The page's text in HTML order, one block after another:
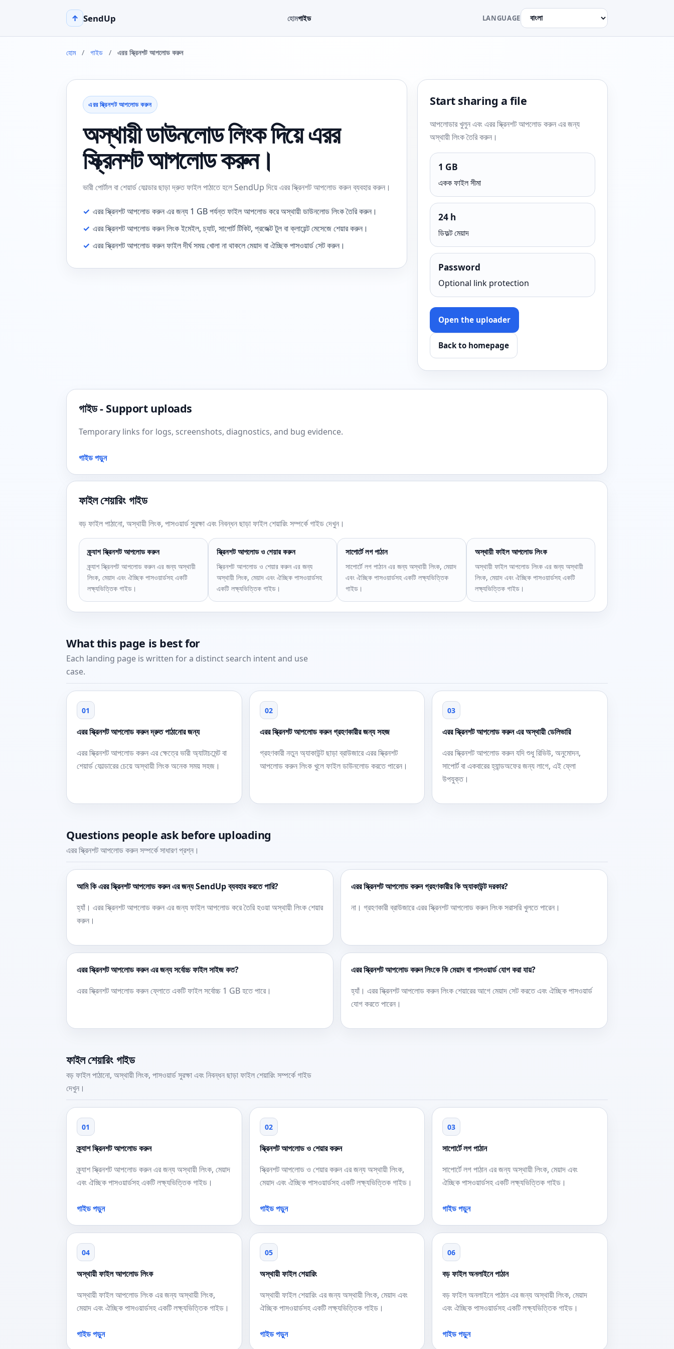
↑ SendUp হোমগাইড LANGUAGE
হোম / গাইড / এরর স্ক্রিনশট আপলোড করুন
এরর স্ক্রিনশট আপলোড করুন
অস্থায়ী ডাউনলোড লিংক দিয়ে এরর
স্ক্রিনশট আপলোড করুন।
ভারী পোর্টাল বা শেয়ার্ড ফোল্ডার ছাড়া দ্রুত ফাইল পাঠাতে হলে SendUp দিয়ে এরর স্ক্রিনশট আপলোড করুন ব্যবহার করুন।
✓ এরর স্ক্রিনশট আপলোড করুন এর জন্য 1 GB পর্যন্ত ফাইল আপলোড করে অস্থায়ী ডাউনলোড লিংক তৈরি করুন।
✓ এরর স্ক্রিনশট আপলোড করুন লিংক ইমেইল, চ্যাট, সাপোর্ট টিকিট, প্রজেক্ট টুল বা ক্লায়েন্ট মেসেজে শেয়ার করুন।
✓ এরর স্ক্রিনশট আপলোড করুন ফাইল দীর্ঘ সময় খোলা না থাকলে মেয়াদ বা ঐচ্ছিক পাসওয়ার্ড সেট করুন।
Start sharing a file
আপলোডার খুলুন এবং এরর স্ক্রিনশট আপলোড করুন এর জন্য
অস্থায়ী লিংক তৈরি করুন।
1 GB
একক ফাইল সীমা
24 h
ডিফল্ট মেয়াদ
Password
Optional link protection
Open the uploader
Back to homepage
গাইড - Support uploads
Temporary links for logs, screenshots, diagnostics, and bug evidence.
গাইড পড়ুন
ফাইল শেয়ারিং গাইড
বড় ফাইল পাঠানো, অস্থায়ী লিংক, পাসওয়ার্ড সুরক্ষা এবং নিবন্ধন ছাড়া ফাইল শেয়ারিং সম্পর্কে গাইড দেখুন।
ক্র্যাশ স্ক্রিনশট আপলোড করুন
ক্র্যাশ স্ক্রিনশট আপলোড করুন এর জন্য অস্থায়ী
লিংক, মেয়াদ এবং ঐচ্ছিক পাসওয়ার্ডসহ একটি
লক্ষ্যভিত্তিক গাইড।
স্ক্রিনশট আপলোড ও শেয়ার করুন
স্ক্রিনশট আপলোড ও শেয়ার করুন এর জন্য
অস্থায়ী লিংক, মেয়াদ এবং ঐচ্ছিক পাসওয়ার্ডসহ
একটি লক্ষ্যভিত্তিক গাইড।
সাপোর্টে লগ পাঠান
সাপোর্টে লগ পাঠান এর জন্য অস্থায়ী লিংক, মেয়াদ
এবং ঐচ্ছিক পাসওয়ার্ডসহ একটি লক্ষ্যভিত্তিক
গাইড।
অস্থায়ী ফাইল আপলোড লিংক
অস্থায়ী ফাইল আপলোড লিংক এর জন্য অস্থায়ী
লিংক, মেয়াদ এবং ঐচ্ছিক পাসওয়ার্ডসহ একটি
লক্ষ্যভিত্তিক গাইড।
What this page is best for
Each landing page is written for a distinct search intent and use
case.
01
এরর স্ক্রিনশট আপলোড করুন দ্রুত পাঠানোর জন্য
এরর স্ক্রিনশট আপলোড করুন এর ক্ষেত্রে ভারী অ্যাটাচমেন্ট বা
শেয়ার্ড ফোল্ডারের চেয়ে অস্থায়ী লিংক অনেক সময় সহজ।
02
এরর স্ক্রিনশট আপলোড করুন গ্রহণকারীর জন্য সহজ
গ্রহণকারী নতুন অ্যাকাউন্ট ছাড়া ব্রাউজারে এরর স্ক্রিনশট
আপলোড করুন লিংক খুলে ফাইল ডাউনলোড করতে পারেন।
03
এরর স্ক্রিনশট আপলোড করুন এর অস্থায়ী ডেলিভারি
এরর স্ক্রিনশট আপলোড করুন যদি শুধু রিভিউ, অনুমোদন,
সাপোর্ট বা একবারের হ্যান্ডঅফের জন্য লাগে, এই ফ্লো
উপযুক্ত।
Questions people ask before uploading
এরর স্ক্রিনশট আপলোড করুন সম্পর্কে সাধারণ প্রশ্ন।
আমি কি এরর স্ক্রিনশট আপলোড করুন এর জন্য SendUp ব্যবহার করতে পারি?
হ্যাঁ। এরর স্ক্রিনশট আপলোড করুন এর জন্য ফাইল আপলোড করে তৈরি হওয়া অস্থায়ী লিংক শেয়ার
করুন।
এরর স্ক্রিনশট আপলোড করুন গ্রহণকারীর কি অ্যাকাউন্ট দরকার?
না। গ্রহণকারী ব্রাউজারে এরর স্ক্রিনশট আপলোড করুন লিংক সরাসরি খুলতে পারেন।
এরর স্ক্রিনশট আপলোড করুন এর জন্য সর্বোচ্চ ফাইল সাইজ কত?
এরর স্ক্রিনশট আপলোড করুন ফ্লোতে একটি ফাইল সর্বোচ্চ 1 GB হতে পারে।
এরর স্ক্রিনশট আপলোড করুন লিংকে কি মেয়াদ বা পাসওয়ার্ড যোগ করা যায়?
হ্যাঁ। এরর স্ক্রিনশট আপলোড করুন লিংক শেয়ারের আগে মেয়াদ সেট করতে এবং ঐচ্ছিক পাসওয়ার্ড
যোগ করতে পারেন।
ফাইল শেয়ারিং গাইড
বড় ফাইল পাঠানো, অস্থায়ী লিংক, পাসওয়ার্ড সুরক্ষা এবং নিবন্ধন ছাড়া ফাইল শেয়ারিং সম্পর্কে গাইড
দেখুন।
01
ক্র্যাশ স্ক্রিনশট আপলোড করুন
ক্র্যাশ স্ক্রিনশট আপলোড করুন এর জন্য অস্থায়ী লিংক, মেয়াদ
এবং ঐচ্ছিক পাসওয়ার্ডসহ একটি লক্ষ্যভিত্তিক গাইড।
গাইড পড়ুন
02
স্ক্রিনশট আপলোড ও শেয়ার করুন
স্ক্রিনশট আপলোড ও শেয়ার করুন এর জন্য অস্থায়ী লিংক,
মেয়াদ এবং ঐচ্ছিক পাসওয়ার্ডসহ একটি লক্ষ্যভিত্তিক গাইড।
গাইড পড়ুন
03
সাপোর্টে লগ পাঠান
সাপোর্টে লগ পাঠান এর জন্য অস্থায়ী লিংক, মেয়াদ এবং
ঐচ্ছিক পাসওয়ার্ডসহ একটি লক্ষ্যভিত্তিক গাইড।
গাইড পড়ুন
04
অস্থায়ী ফাইল আপলোড লিংক
অস্থায়ী ফাইল আপলোড লিংক এর জন্য অস্থায়ী লিংক,
মেয়াদ এবং ঐচ্ছিক পাসওয়ার্ডসহ একটি লক্ষ্যভিত্তিক গাইড।
গাইড পড়ুন
05
অস্থায়ী ফাইল শেয়ারিং
অস্থায়ী ফাইল শেয়ারিং এর জন্য অস্থায়ী লিংক, মেয়াদ এবং
ঐচ্ছিক পাসওয়ার্ডসহ একটি লক্ষ্যভিত্তিক গাইড।
গাইড পড়ুন
06
বড় ফাইল অনলাইনে পাঠান
বড় ফাইল অনলাইনে পাঠান এর জন্য অস্থায়ী লিংক, মেয়াদ
এবং ঐচ্ছিক পাসওয়ার্ডসহ একটি লক্ষ্যভিত্তিক গাইড।
গাইড পড়ুন